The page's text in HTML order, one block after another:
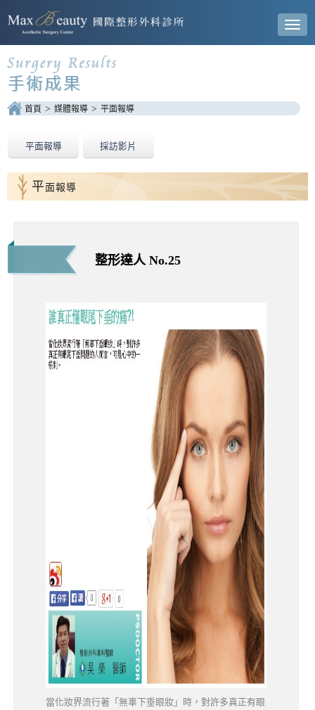
首頁 媒體報導 平面報導
平面報導 採訪影片
平 面報導
整形達人 No.25
當化妝界流行著「無辜下垂眼妝」時，對許多真正有眼